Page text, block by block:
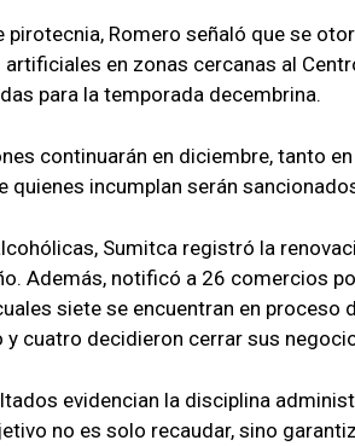
Romero señaló que se
en zonas cercanas al
para la temporada decembrina.
continuarán en diciembre, tanto
incumplan serán
Sumitca registró la
Además, notificó a 26 comercios
siete se encuentran en proceso
cuatro decidieron cerrar sus
evidencian la disciplina
no es solo recaudar, sino